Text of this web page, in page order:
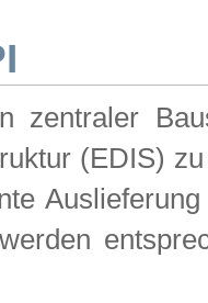
zentraler
(EDIS)